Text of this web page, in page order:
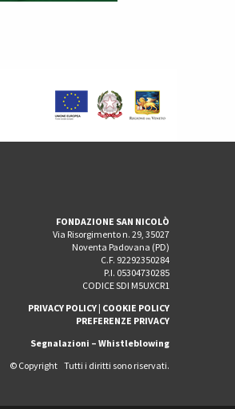
FONDAZIONE SAN NICOLÒ
Via Risorgimento n. 29, 35027
Noventa Padovana (PD)
C.F. 92292350284
P.I. 05304730285
CODICE SDI M5UXCR1
PRIVACY POLICY| COOKIE POLICY
PREFERENZE PRIVACY
Segnalazioni – Whistleblowing
© Copyright Tutti i diritti sono riservati.